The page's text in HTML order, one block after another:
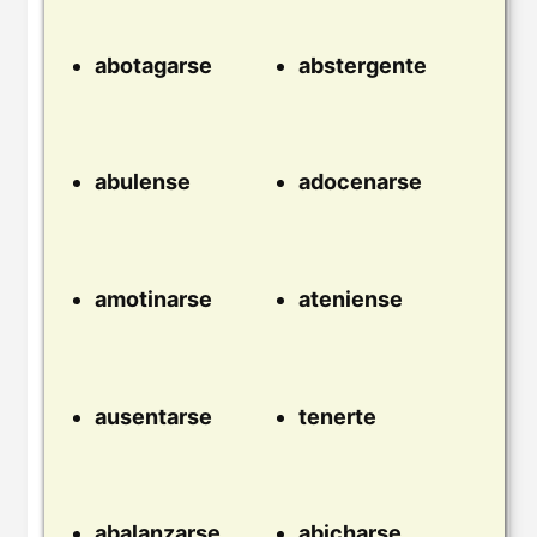
abotagarse abstergente
abulense adocenarse
amotinarse ateniense
ausentarse tenerte